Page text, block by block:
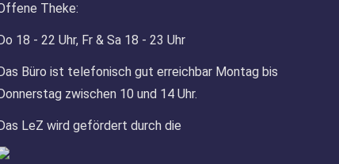
Theke:
18 - 22 Uhr, Fr & Sa 18 - 23 Uhr
Büro ist telefonisch gut erreichbar Montag bis
zwischen 10 und 14 Uhr.
LeZ wird gefördert durch die